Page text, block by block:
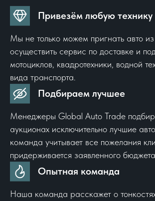
Привезём любую технику
Мы не только можем пригнать авто
осуществить сервис по доставке и
мотоциклов, квадротехники, водной
вида транспорта.
Подбираем лучшее
Менеджеры Global Auto Trade
аукционах исключительно лучшие
команда учитывает все пожелания
придерживается заявленного бюджета.
Опытная команда
Наша команда расскажет о